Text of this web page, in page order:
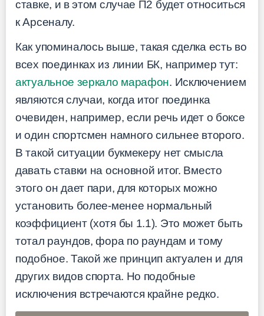
ставке, и в этом случае П2 будет относиться
к Арсеналу.
Как упоминалось выше, такая сделка есть во
всех поединках из линии БК, например тут:
актуальное зеркало марафон. Исключением
являются случаи, когда итог поединка
очевиден, например, если речь идет о боксе
и один спортсмен намного сильнее второго.
В такой ситуации букмекеру нет смысла
давать ставки на основной итог. Вместо
этого он дает пари, для которых можно
установить более-менее нормальный
коэффициент (хотя бы 1.1). Это может быть
тотал раундов, фора по раундам и тому
подобное. Такой же принцип актуален и для
других видов спорта. Но подобные
исключения встречаются крайне редко.